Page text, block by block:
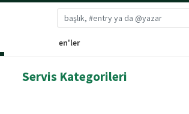
en'ler
Servis Kategorileri